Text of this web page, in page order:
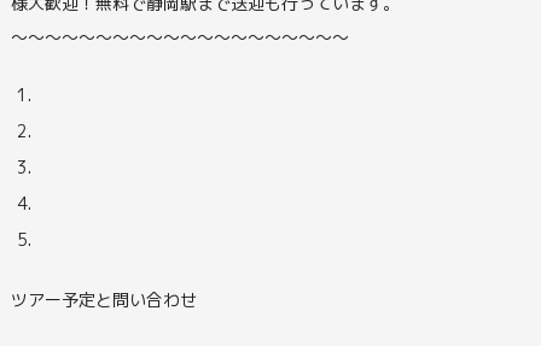
〜〜〜〜〜〜〜〜〜〜〜〜〜〜〜〜〜〜〜〜
ツアー予定と問い合わせ